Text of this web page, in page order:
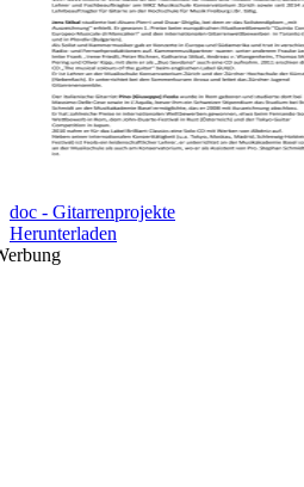
doc - Gitarrenprojekte
Herunterladen